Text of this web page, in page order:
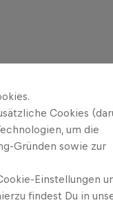
Gaming mit …
Cookies
um die
Gründen sowie zur
Einstellungen
findest Du in